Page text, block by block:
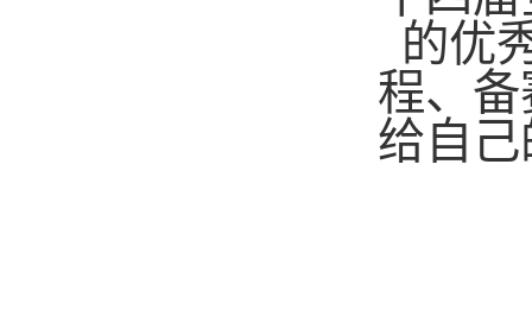
的优
程、
给自